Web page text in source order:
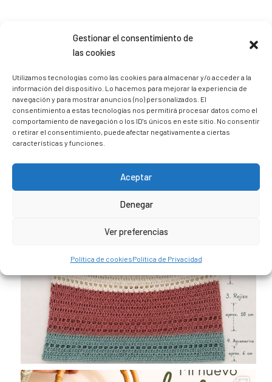
Gestionar el consentimiento de
las cookies
Utilizamos tecnologías como las cookies para almacenar y/o acceder a la
información del dispositivo. Lo hacemos para mejorar la experiencia de
navegación y para mostrar anuncios (no) personalizados. El
consentimiento a estas tecnologías nos permitirá procesar datos como el
comportamiento de navegación o los ID's únicos en este sitio. No consentir
o retirar el consentimiento, puede afectar negativamente a ciertas
características y funciones.
Aceptar
Denegar
Ver preferencias
Política de cookiesPolítica de Privacidad
Sígueme en Instagram
trizia_comopedroporsucasa
Freelance | Web | RRSS
Mi tienda de productos ECO
@lacatalina.shop
Alquila tu Autocaravana en
@caravana_go
Mi blog de viajes